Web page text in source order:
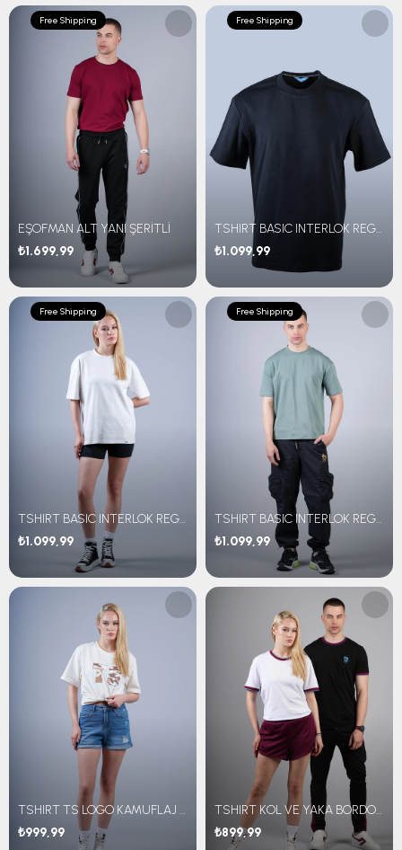
EŞOFMAN ALT YANI ŞERİTLİ
₺1.699,99
Free Shipping
TSHIRT BASIC INTERLOK REGULAR FİT
₺1.099,99
Free Shipping
TSHIRT BASIC INTERLOK REGULAR FİT
₺1.099,99
Free Shipping
TSHIRT BASIC INTERLOK REGULAR FİT
₺1.099,99
Free Shipping
TSHIRT TS LOGO KAMUFLAJ DESEN
₺999,99
TSHIRT KOL VE YAKA BORDO MAVİ RİBANALI
₺899,99